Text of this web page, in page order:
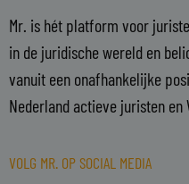
Mr. is hét platform voor
in de juridische wereld en
vanuit een onafhankelijke
Nederland actieve juristen en
VOLG MR. OP SOCIAL MEDIA